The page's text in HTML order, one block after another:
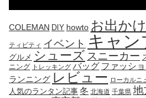
COLEMAN DIY howto お出かけ
ティビティ イベント キャン
グルメ シューズ スニーカー
ニング トレッキング バッグ ファッシ
ランニング レビュー ローカルニ
人気のランタン記事 冬 北海道 千葉県 地